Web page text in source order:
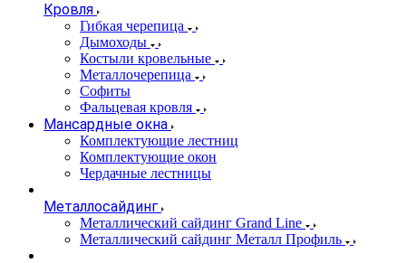
Кровля
Гибкая черепица
Дымоходы
Костыли кровельные
Металлочерепица
Софиты
Фальцевая кровля
Мансардные окна
Комплектующие лестниц
Комплектующие окон
Чердачные лестницы
Металлосайдинг
Металлический сайдинг Grand Line
Металлический сайдинг Металл Профиль